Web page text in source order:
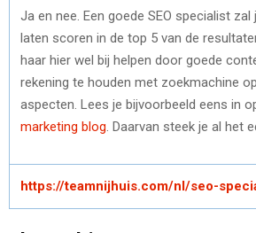
Ja en nee. Een goede SEO specialist
laten scoren in de top 5 van de
haar hier wel bij helpen door goede
rekening te houden met zoekmachine
aspecten. Lees je bijvoorbeeld eens in
marketing blog . Daarvan steek je al het
https://teamnijhuis.com/nl/seo-